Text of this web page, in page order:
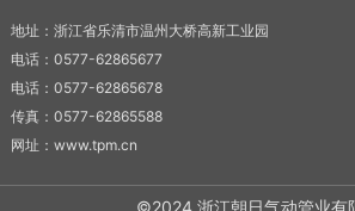
地址：浙江省乐清市温州大桥高新工业园
电话：0577-62865677
电话：0577-62865678
传真：0577-62865588
网址：www.tpm.cn
©2024 浙江朝日气动管业有